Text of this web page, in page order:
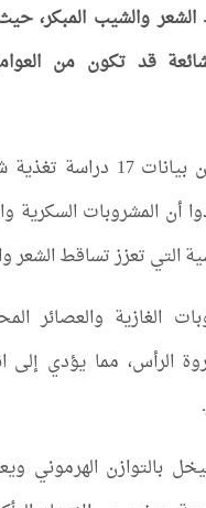
والشيب المبكر،
قد تكون من
المشروبات السكرية
التي تعزز تساقط الشعر
الغازية والعصائر
الرأس، مما يؤدي إلى
بالتوازن الهرموني